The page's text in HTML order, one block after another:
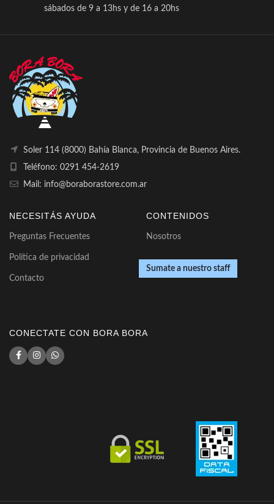
sábados de 9 a 13hs y de 16 a 20hs
Soler 114 (8000) Bahía Blanca, Provincia de Buenos Aires.
Teléfono: 0291 454-2619
Mail: info@boraborastore.com.ar
NECESITÁS AYUDA
Preguntas Frecuentes
Política de privacidad
Contacto
CONTENIDOS
Nosotros
Sumate a nuestro staff
CONECTATE CON BORA BORA